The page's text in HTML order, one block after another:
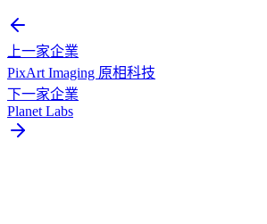
上一家企業
PixArt Imaging 原相科技
下一家企業
Planet Labs